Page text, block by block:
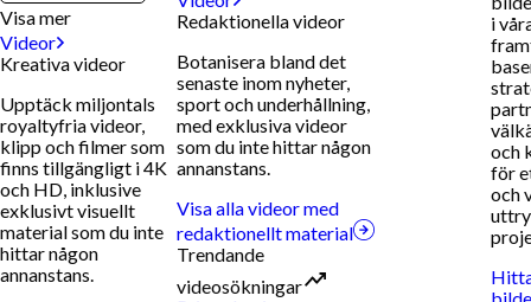
Visa mer
Videor
Kreativa videor
Upptäck miljontals
royaltyfria videor,
klipp och filmer som
finns tillgängligt i 4K
och HD, inklusive
exklusivt visuellt
material som du inte
hittar någon
annanstans.
Redaktionella videor
Botanisera bland det
senaste inom nyheter,
sport och underhållning,
med exklusiva videor
som du inte hittar någon
annanstans.
Visa alla videor med
redaktionellt material
Trendande
videosökningar
i
och
för
och